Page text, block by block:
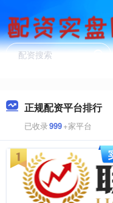
正规配资平台排行
已收录999+家平台